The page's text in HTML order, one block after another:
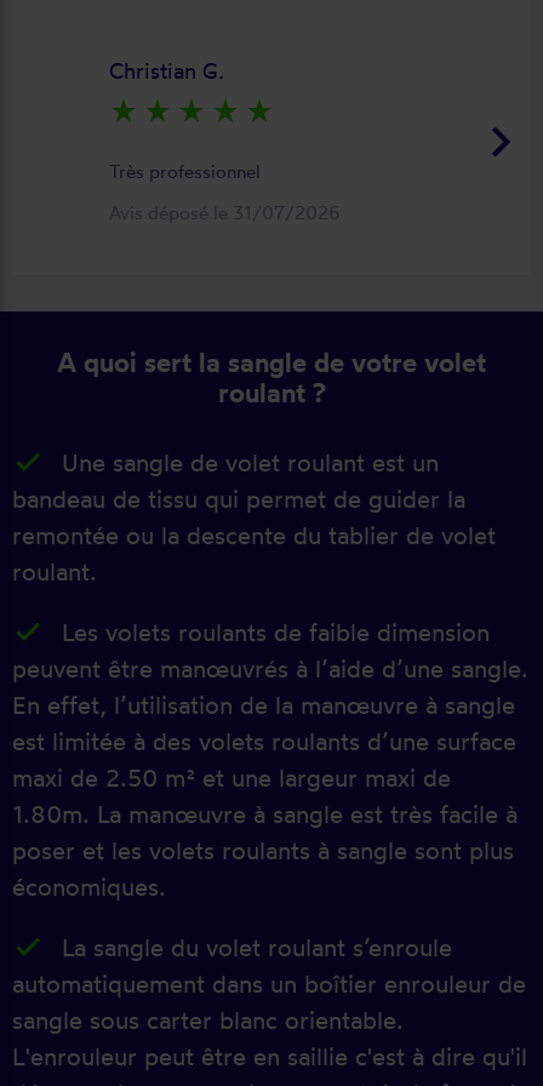
keyboard_arrow_right
Christian G.
star_rate star_rate star_rate star_rate star_rate
Très professionnel
Avis déposé le 31/07/2026
A quoi sert la sangle de votre volet
roulant ?
Une sangle de volet roulant est un
bandeau de tissu qui permet de guider la
remontée ou la descente du tablier de volet
roulant.
Les volets roulants de faible dimension
peuvent être manœuvrés à l’aide d’une sangle.
En effet, l’utilisation de la manœuvre à sangle
est limitée à des volets roulants d’une surface
maxi de 2.50 m² et une largeur maxi de
1.80m. La manœuvre à sangle est très facile à
poser et les volets roulants à sangle sont plus
économiques.
La sangle du volet roulant s’enroule
automatiquement dans un boîtier enrouleur de
sangle sous carter blanc orientable.
L'enrouleur peut être en saillie c'est à dire qu'il